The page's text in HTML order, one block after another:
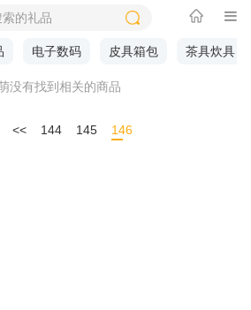
电子数码 皮具箱包 茶具炊具
没有找到相关的商品
<< 144 145 146